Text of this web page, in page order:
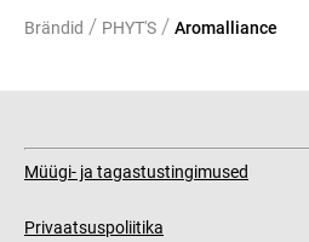
Brändid / PHYT'S / Aromalliance
Müügi- ja tagastustingimused
Privaatsuspoliitika